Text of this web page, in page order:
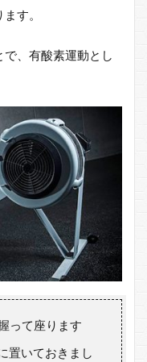
す。
、有酸素運動とし
って座ります
置いておきまし